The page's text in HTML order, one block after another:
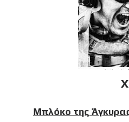
Μπλόκο της